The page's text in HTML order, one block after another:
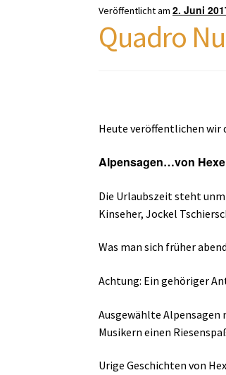
Veröffentlicht am2. Juni
Quadro
Heute veröffentlichen wir
Alpensagen…von
Die Urlaubszeit steht
Kinseher, Jockel
Was man sich früher
Achtung: Ein gehöriger
Ausgewählte Alpensagen
Musikern einen
Urige Geschichten von